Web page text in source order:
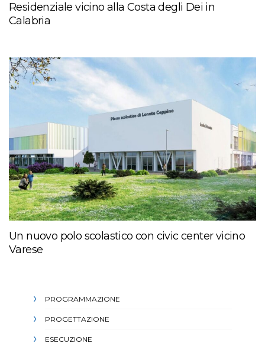
Residenziale vicino alla Costa degli Dei in
Calabria
Un nuovo polo scolastico con civic center vicino
Varese
PROGRAMMAZIONE
PROGETTAZIONE
ESECUZIONE